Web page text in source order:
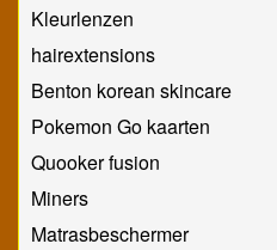
Kleurlenzen
hairextensions
Benton korean skincare
Pokemon Go kaarten
Quooker fusion
Miners
Matrasbeschermer